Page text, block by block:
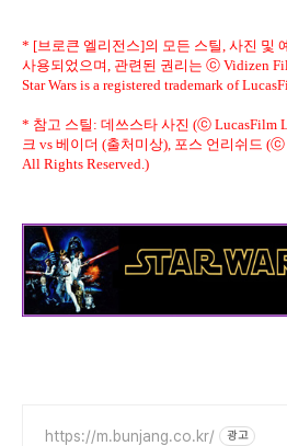
* [브로큰 엘리전스]의 모든 스틸, 사진 및
사용되었으며, 관련된 권리는 ⓒ Vidizen
Star Wars is a registered trademark of
* 참고 스틸: 데쓰스타 사진 (ⓒ LucasFilm
크 vs 베이더 (출처미상), 포스 언리쉬드 (ⓒ
All Rights Reserved.)
https://m.bunjang.co.kr/ 광고